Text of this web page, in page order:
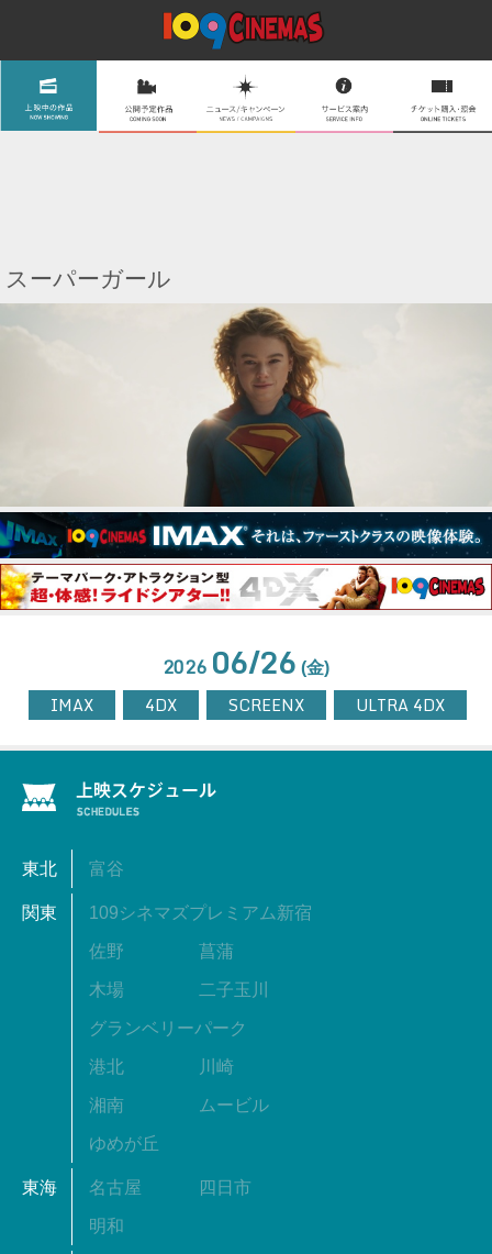
スーパーガール
2026 06/26 (金)
IMAX 4DX SCREENX ULTRA 4DX
東北 富谷
関東 109シネマズプレミアム新宿
佐野 菖蒲
木場 二子玉川
グランベリーパーク
港北 川崎
湘南 ムービル
ゆめが丘
東海 名古屋 四日市
明和